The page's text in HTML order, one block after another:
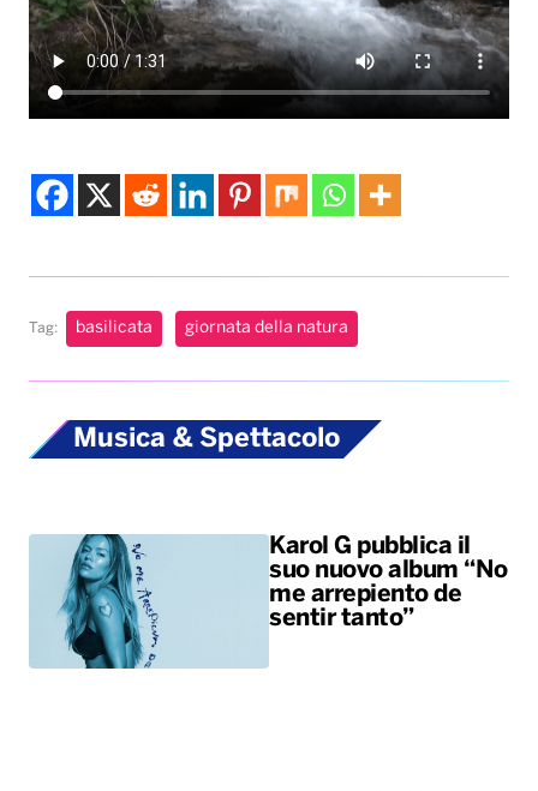
Tag: basilicata giornata della natura
Musica & Spettacolo
Karol G pubblica il
suo nuovo album “No
me arrepiento de
sentir tanto”